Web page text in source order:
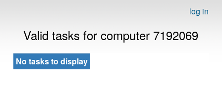
log in
Valid tasks for computer 7192069
No tasks to display